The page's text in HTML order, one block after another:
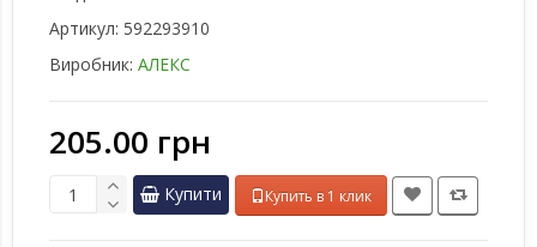
Артикул: 592293910
Виробник: АЛЕКС
205.00 грн
Купити Купить в 1 клик